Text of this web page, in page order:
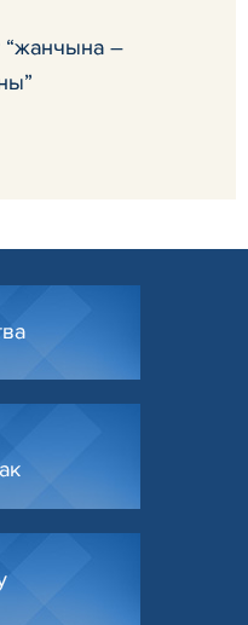
“жанчына –